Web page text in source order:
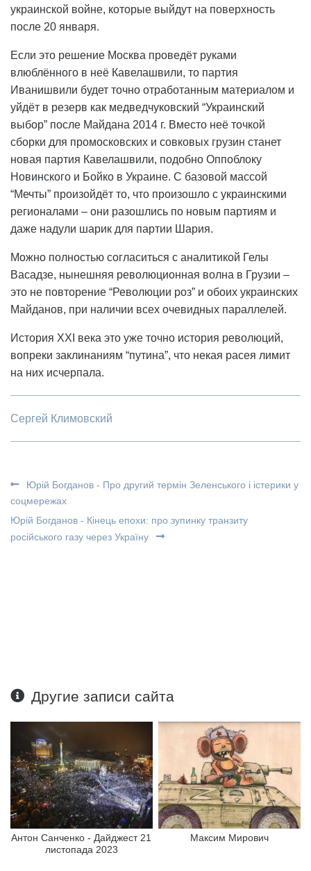
украинской войне, которые выйдут на поверхность
после 20 января.
Если это решение Москва проведёт руками
влюблённого в неё Кавелашвили, то партия
Иванишвили будет точно отработанным материалом и
уйдёт в резерв как медведчуковский “Украинский
выбор” после Майдана 2014 г. Вместо неё точкой
сборки для промосковских и совковых грузин станет
новая партия Кавелашвили, подобно Оппоблоку
Новинского и Бойко в Украине. С базовой массой
“Мечты” произойдёт то, что произошло с украинскими
регионалами – они разошлись по новым партиям и
даже надули шарик для партии Шария.
Можно полностью согласиться с аналитикой Гелы
Васадзе, нынешняя революционная волна в Грузии –
это не повторение “Революции роз” и обоих украинских
Майданов, при наличии всех очевидных параллелей.
История XXI века это уже точно история революций,
вопреки заклинаниям “путина”, что некая расея лимит
на них исчерпала.
Сергей Климовский
Юрій Богданов - Про другий термін Зеленського і істерики у
соцмережах
Юрій Богданов - Кінець епохи: про зупинку транзиту
російського газу через Україну
Другие записи сайта
Антон Санченко - Дайджест 21
листопада 2023
Максим Мирович